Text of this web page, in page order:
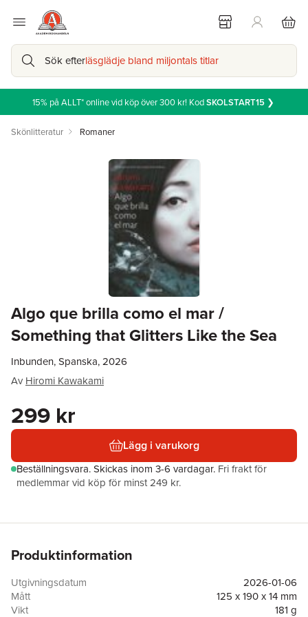
Sök efterläsglädje bland miljontals titlar
15% på ALLT* online vid köp över 300 kr! KodSKOLSTART15❯
Skönlitteratur Romaner
Algo que brilla como el mar /
Something that Glitters Like the Sea
Inbunden, Spanska, 2026
Av Hiromi Kawakami
299 kr
Lägg i varukorg
Beställningsvara.Skickas inom 3-6 vardagar. Fri frakt för
medlemmar vid köp för minst 249 kr.
Produktinformation
Utgivningsdatum
2026-01-06
Mått
125 x 190 x 14 mm
Vikt
181 g